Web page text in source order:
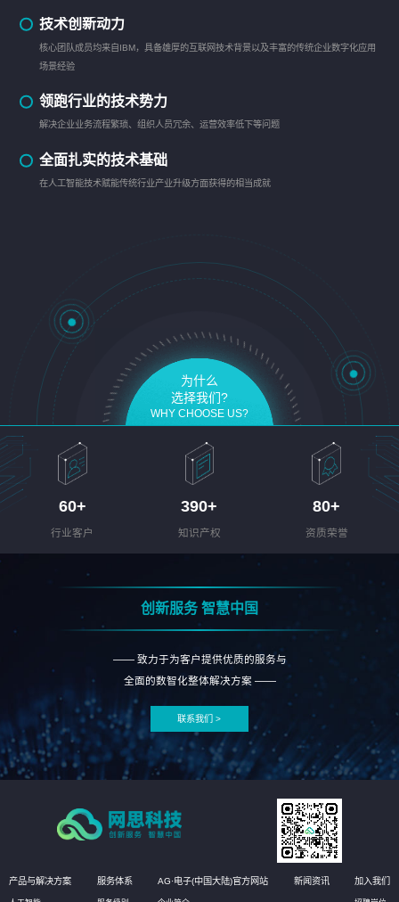
技术创新动力
核心团队成员均来自IBM，具备雄厚的互联网技术背景以及丰富的传统企业数字化应用
场景经验
领跑行业的技术势力
解决企业业务流程繁琐、组织人员冗余、运营效率低下等问题
全面扎实的技术基础
在人工智能技术赋能传统行业产业升级方面获得的相当成就
为什么
选择我们?
WHY CHOOSE US?
60+
行业客户
390+
知识产权
80+
资质荣誉
创新服务 智慧中国
—— 致力于为客户提供优质的服务与
全面的数智化整体解决方案 ——
联系我们 >
产品与解决方案 服务体系 AG·电子(中国大陆)官方网站 新闻资讯 加入我们